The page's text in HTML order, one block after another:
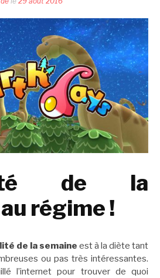
de la
régime !
de la semaine est à la diète tant
ou pas très intéressantes.
l’internet pour trouver de quoi